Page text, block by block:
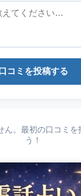
コミを投稿する
ん。最初の口コミを
う！